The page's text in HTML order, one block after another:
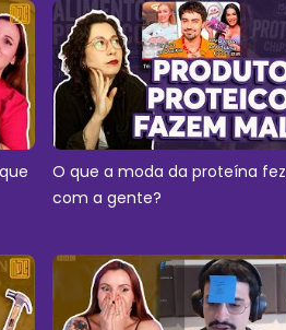
O que a moda da proteína fez
com a gente?